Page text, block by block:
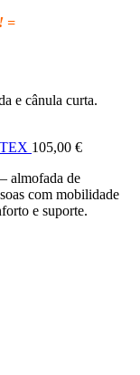
=
e cânula curta.
105,00 €
almofada de
com mobilidade
e suporte.